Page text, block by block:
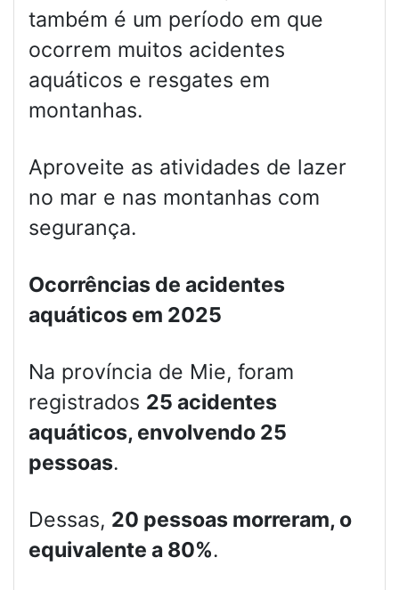
também é um período em que
ocorrem muitos acidentes
aquáticos e resgates em
montanhas.
Aproveite as atividades de lazer
no mar e nas montanhas com
segurança.
Ocorrências de acidentes
aquáticos em 2025
Na província de Mie, foram
registrados 25 acidentes
aquáticos, envolvendo 25
pessoas.
Dessas, 20 pessoas morreram, o
equivalente a 80%.